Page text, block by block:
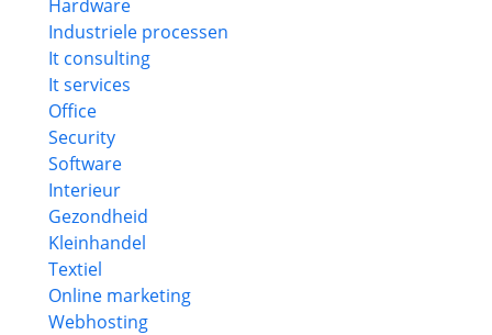
Hardware
Industriele processen
It consulting
It services
Office
Security
Software
Interieur
Gezondheid
Kleinhandel
Textiel
Online marketing
Webhosting